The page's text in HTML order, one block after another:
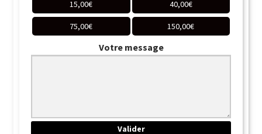
15,00€ 40,00€
75,00€ 150,00€
Votre message